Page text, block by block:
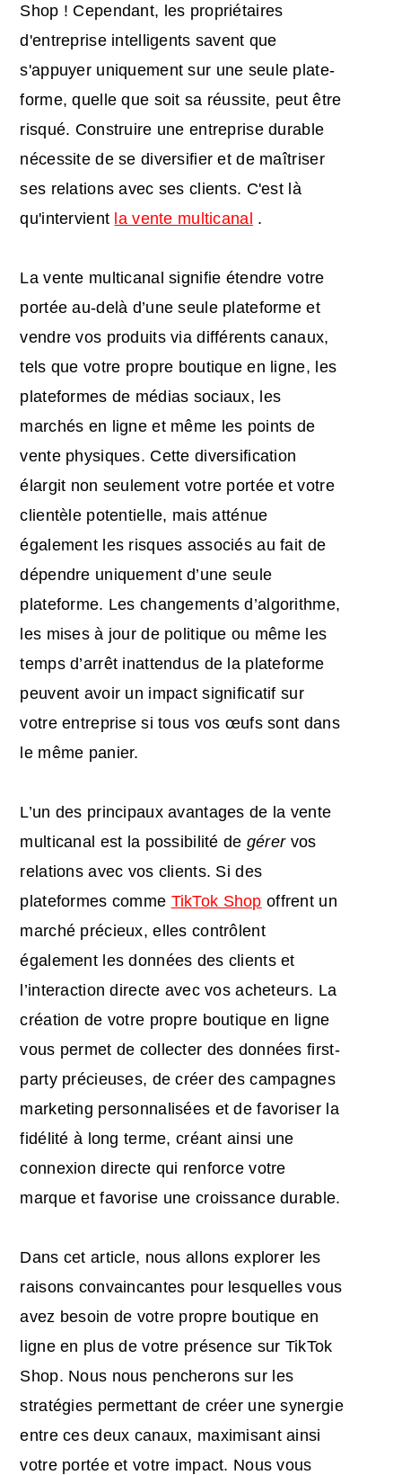
Shop ! Cependant, les propriétaires
d'entreprise intelligents savent que
s'appuyer uniquement sur une seule plate-
forme, quelle que soit sa réussite, peut être
risqué. Construire une entreprise durable
nécessite de se diversifier et de maîtriser
ses relations avec ses clients. C'est là
qu'intervient la vente multicanal .
La vente multicanal signifie étendre votre
portée au-delà d’une seule plateforme et
vendre vos produits via différents canaux,
tels que votre propre boutique en ligne, les
plateformes de médias sociaux, les
marchés en ligne et même les points de
vente physiques. Cette diversification
élargit non seulement votre portée et votre
clientèle potentielle, mais atténue
également les risques associés au fait de
dépendre uniquement d’une seule
plateforme. Les changements d’algorithme,
les mises à jour de politique ou même les
temps d’arrêt inattendus de la plateforme
peuvent avoir un impact significatif sur
votre entreprise si tous vos œufs sont dans
le même panier.
L’un des principaux avantages de la vente
multicanal est la possibilité de gérervos
relations avec vos clients. Si des
plateformes comme TikTok Shop offrent un
marché précieux, elles contrôlent
également les données des clients et
l’interaction directe avec vos acheteurs. La
création de votre propre boutique en ligne
vous permet de collecter des données first-
party précieuses, de créer des campagnes
marketing personnalisées et de favoriser la
fidélité à long terme, créant ainsi une
connexion directe qui renforce votre
marque et favorise une croissance durable.
Dans cet article, nous allons explorer les
raisons convaincantes pour lesquelles vous
avez besoin de votre propre boutique en
ligne en plus de votre présence sur TikTok
Shop. Nous nous pencherons sur les
stratégies permettant de créer une synergie
entre ces deux canaux, maximisant ainsi
votre portée et votre impact. Nous vous